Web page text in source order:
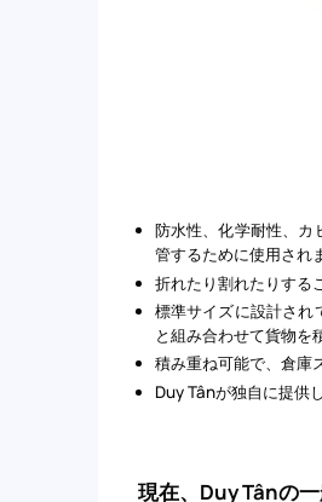
防水性、化学耐性、カ
管するために使用され
折れたり割れたりする
標準サイズに設計され
と組み合わせて貨物を
積み重ね可能で、倉庫
Duy Tânが独自に提供
現在、Duy Tânの